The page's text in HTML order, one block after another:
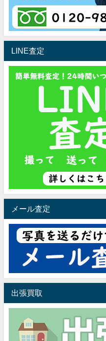
LINE査定
メール査定
出張買取